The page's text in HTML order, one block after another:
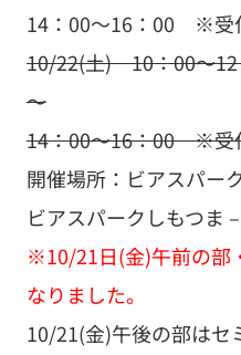
14：00～16：00 ※受
10/22(土) 10：00～
～
14：00～16：00 ※受
開催場所：ビアスパー
ビアスパークしもつま
※10/21日(金)午前の部
なりました。
10/21(金)午後の部はセ